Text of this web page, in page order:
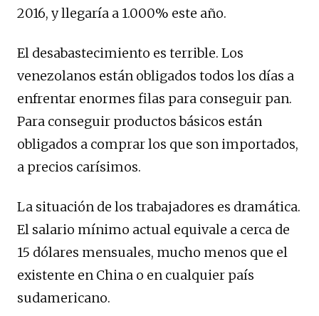
2016, y llegaría a 1.000% este año.
El desabastecimiento es terrible. Los
venezolanos están obligados todos los días a
enfrentar enormes filas para conseguir pan.
Para conseguir productos básicos están
obligados a comprar los que son importados,
a precios carísimos.
La situación de los trabajadores es dramática.
El salario mínimo actual equivale a cerca de
15 dólares mensuales, mucho menos que el
existente en China o en cualquier país
sudamericano.